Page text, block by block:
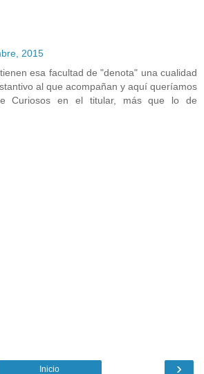
2015
esa facultad de "denota" una cualidad
al que acompañan y aquí queríamos
Curiosos en el titular, más que lo de
›
Inicio